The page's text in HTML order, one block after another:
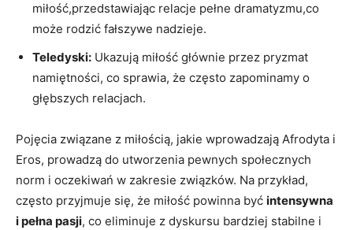
miłość,przedstawiając relacje pełne dramatyzmu,co
może rodzić fałszywe nadzieje.
Teledyski: Ukazują miłość głównie przez pryzmat
namiętności, co sprawia, że często zapominamy o
głębszych relacjach.
Pojęcia związane z miłością, jakie wprowadzają Afrodyta i
Eros, prowadzą do utworzenia pewnych społecznych
norm i oczekiwań w zakresie związków. Na przykład,
często przyjmuje się, że miłość powinna być intensywna
i pełna pasji, co eliminuje z dyskursu bardziej stabilne i